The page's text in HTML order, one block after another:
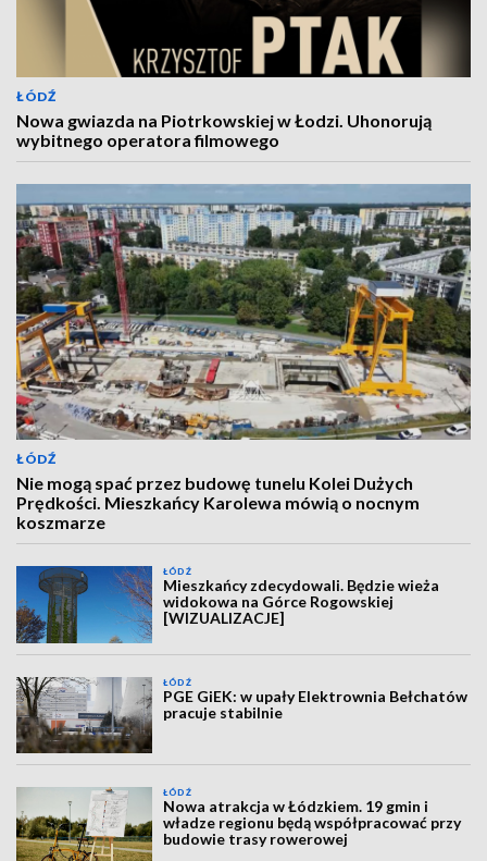
ŁÓDŹ
Nowa gwiazda na Piotrkowskiej w Łodzi. Uhonorują
wybitnego operatora filmowego
ŁÓDŹ
Nie mogą spać przez budowę tunelu Kolei Dużych
Prędkości. Mieszkańcy Karolewa mówią o nocnym
koszmarze
ŁÓDŹ
Mieszkańcy zdecydowali. Będzie wieża
widokowa na Górce Rogowskiej
[WIZUALIZACJE]
ŁÓDŹ
PGE GiEK: w upały Elektrownia Bełchatów
pracuje stabilnie
ŁÓDŹ
Nowa atrakcja w Łódzkiem. 19 gmin i
władze regionu będą współpracować przy
budowie trasy rowerowej